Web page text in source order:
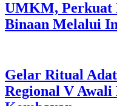
UMKM, Perkuat
Binaan Melalui
Gelar Ritual
Regional V